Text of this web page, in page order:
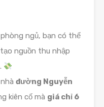
ngủ, bạn có thể
nguồn thu nhập
đường Nguyễn
kiên cố mà giá chỉ 6